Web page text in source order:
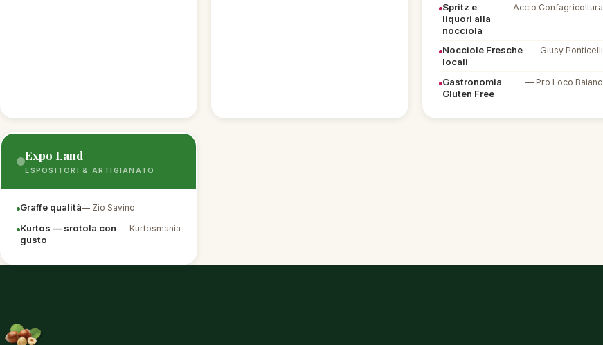
Spritz e
liquori alla
nocciola
— Accio Confagricoltura
Nocciole Fresche
locali
— Giusy Ponticelli
Gastronomia
Gluten Free
— Pro Loco Baiano
Expo Land
ESPOSITORI & ARTIGIANATO
Graffe qualità— Zio Savino
Kurtos — srotola con
gusto
— Kurtosmania